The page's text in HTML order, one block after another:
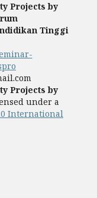
Projects by
Tinggi
Projects by
under a
International